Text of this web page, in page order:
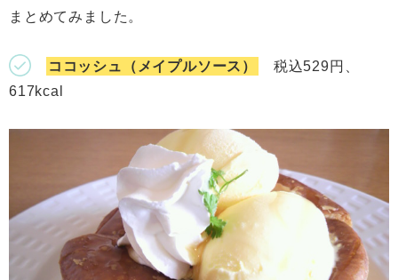
まとめてみました。
ココッシュ（メイプルソース）
税込529円、
617kcal